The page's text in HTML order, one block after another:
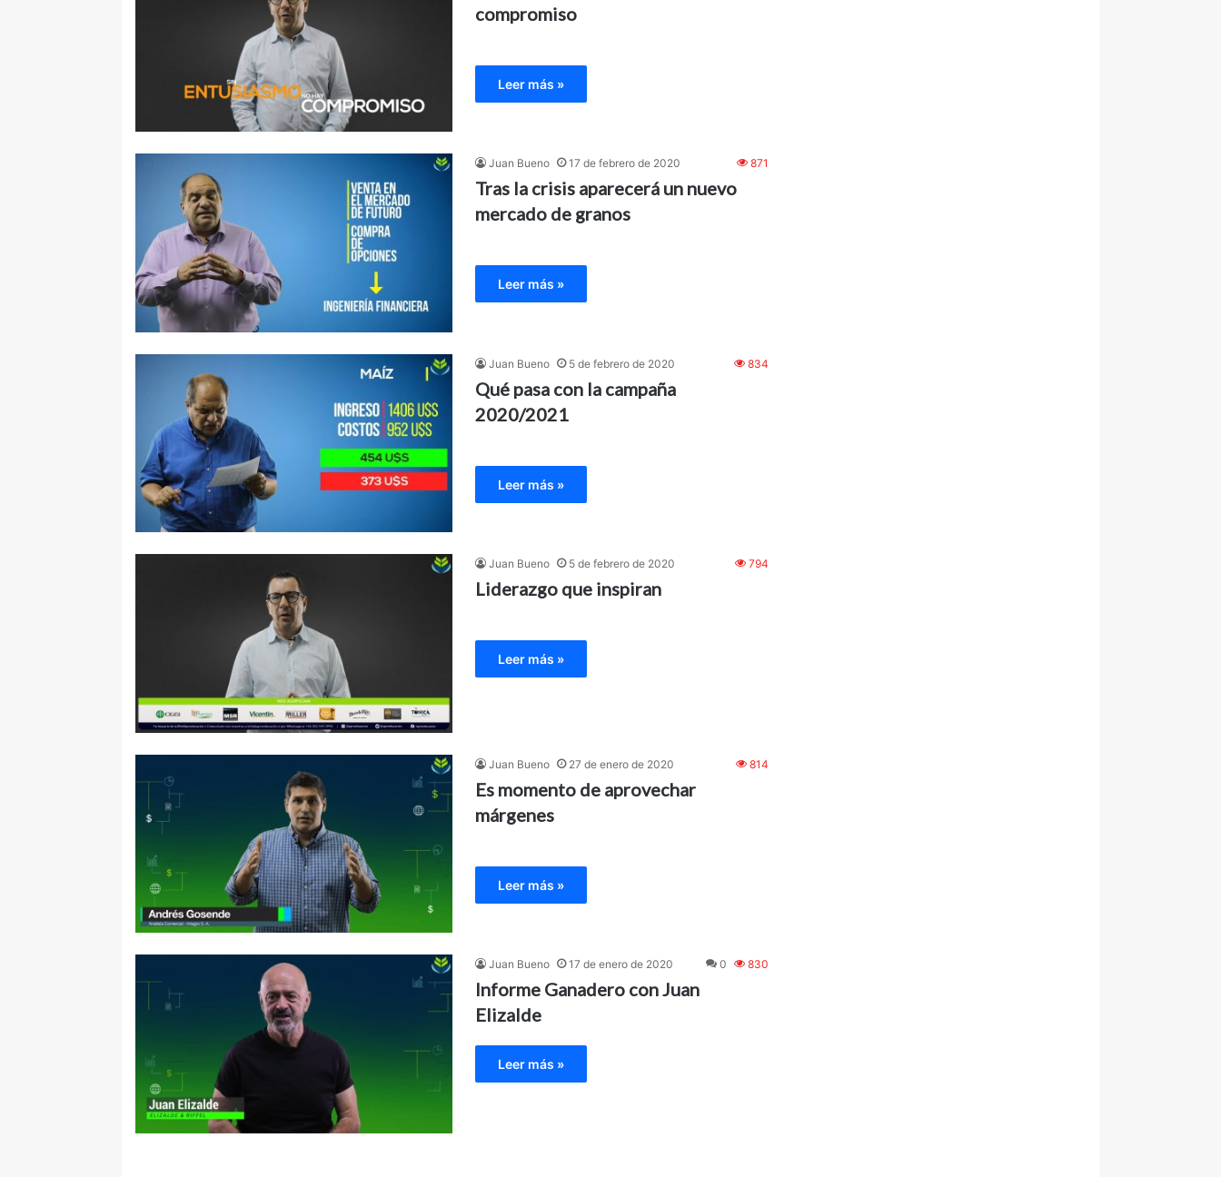
compromiso
Leer más »
Juan Bueno 17 de febrero de 2020 871
Tras la crisis aparecerá un nuevo
mercado de granos
Leer más »
Juan Bueno 5 de febrero de 2020 834
Qué pasa con la campaña
2020/2021
Leer más »
Juan Bueno 5 de febrero de 2020 794
Liderazgo que inspiran
Leer más »
Juan Bueno 27 de enero de 2020 814
Es momento de aprovechar
márgenes
Leer más »
Juan Bueno 17 de enero de 2020 0 830
Informe Ganadero con Juan
Elizalde
Leer más »